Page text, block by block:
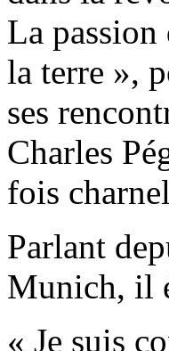
La
la terre »,
ses
Charles
fois
Parlant
Munich, il
« Je suis